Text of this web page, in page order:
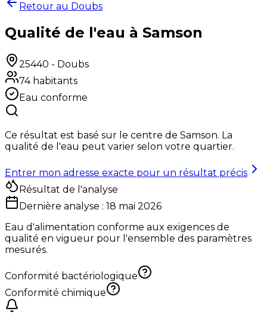
Retour au Doubs
Qualité de l'eau à Samson
25440 - Doubs
74habitants
Eau conforme
Ce résultat est basé sur le centre de Samson. La
qualité de l'eau peut varier selon votre quartier.
Entrer mon adresse exacte pour un résultat précis
Résultat de l'analyse
Dernière analyse : 18 mai 2026
Eau d'alimentation conforme aux exigences de
qualité en vigueur pour l'ensemble des paramètres
mesurés.
Conformité bactériologique
Conformité chimique